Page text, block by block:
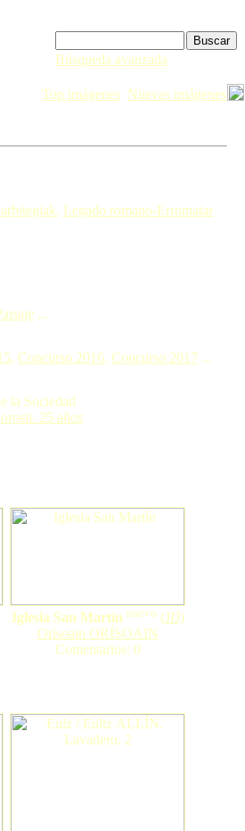
Búsqueda avanzada
Top imágenes Nuevas imágenes
, Legado romano-Erromatar
...
, Concurso 2016, Concurso 2017 ...
la Sociedad
25 años
Iglesia San Martín nuevo (JIJ)
Orísoain ORÍSOAIN
Comentarios: 0